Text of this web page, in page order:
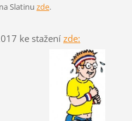
Slatinu zde.
ke stažení zde: